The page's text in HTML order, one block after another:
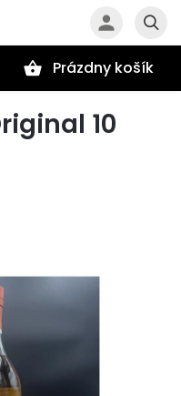
Prázdny košík
10